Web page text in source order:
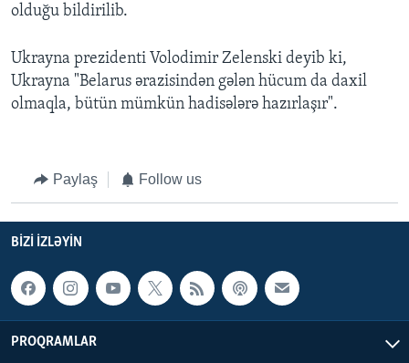
olduğu bildirilib.
Ukrayna prezidenti Volodimir Zelenski deyib ki,
Ukrayna "Belarus ərazisindən gələn hücum da daxil
olmaqla, bütün mümkün hadisələrə hazırlaşır".
Paylaş Follow us
BIZI IZLƏYIN
PROQRAMLAR